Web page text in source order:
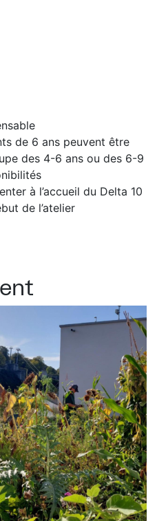
de 6 ans peuvent être
des 4-6 ans ou des 6-9
à l’accueil du Delta 10
de l’atelier